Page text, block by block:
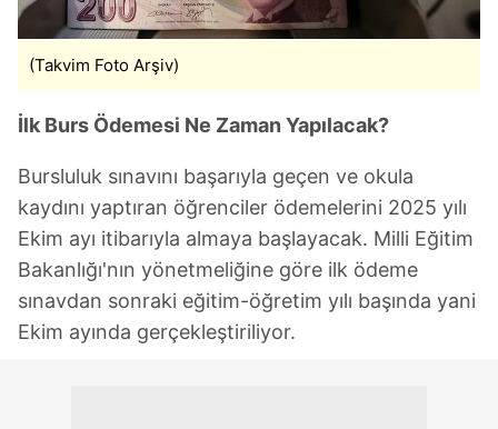
(Takvim Foto Arşiv)
İlk Burs Ödemesi Ne Zaman Yapılacak?
Bursluluk sınavını başarıyla geçen ve okula
kaydını yaptıran öğrenciler ödemelerini 2025 yılı
Ekim ayı itibarıyla almaya başlayacak. Milli Eğitim
Bakanlığı'nın yönetmeliğine göre ilk ödeme
sınavdan sonraki eğitim-öğretim yılı başında yani
Ekim ayında gerçekleştiriliyor.